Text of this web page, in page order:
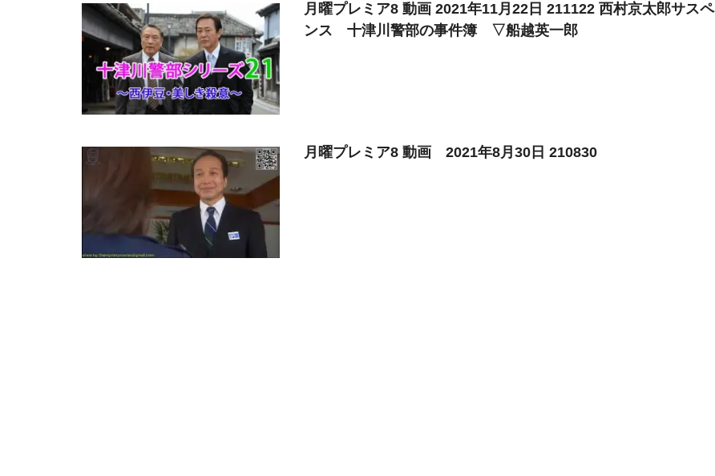
月曜プレミア8 動画 2021年11月22日 211122 西村京太郎サスペ
ンス 十津川警部の事件簿 ▽船越英一郎
月曜プレミア8 動画 2021年8月30日 210830